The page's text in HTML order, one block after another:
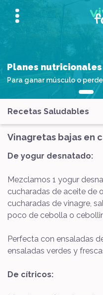
Planes nutricionales
Para ganar músculo o
Recetas Saludables
Vinagretas bajas en
De yogur desnatado:
Mezclamos 1 yogur
cucharadas de aceite de
cucharadas de vinagre,
poco de cebolla o
Perfecta con ensaladas
ensaladas verdes y
De cítricos: